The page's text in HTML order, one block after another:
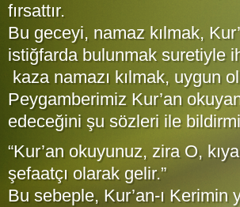
fırsattır.
Bu geceyi, namaz kılmak,
istiğfarda bulunmak suretiyle
kaza namazı kılmak, uygun
Peygamberimiz Kur’an
edeceğini şu sözleri ile
“Kur’an okuyunuz, zira O,
şefaatçı olarak gelir.”
Bu sebeple, Kur’an-ı Kerimin